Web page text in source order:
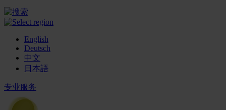
English
Deutsch
中文
日本語
专业服务